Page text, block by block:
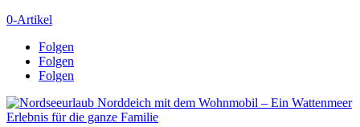
0-Artikel
Folgen
Folgen
Folgen